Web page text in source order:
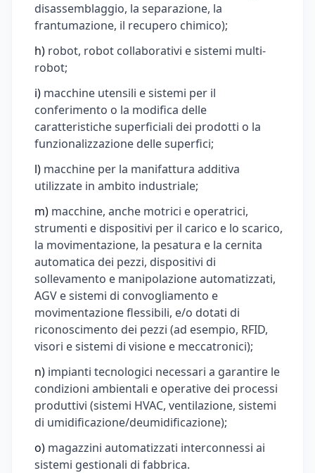
disassemblaggio, la separazione, la
frantumazione, il recupero chimico);
h) robot, robot collaborativi e sistemi multi-
robot;
i) macchine utensili e sistemi per il
conferimento o la modifica delle
caratteristiche superficiali dei prodotti o la
funzionalizzazione delle superfici;
l) macchine per la manifattura additiva
utilizzate in ambito industriale;
m) macchine, anche motrici e operatrici,
strumenti e dispositivi per il carico e lo scarico,
la movimentazione, la pesatura e la cernita
automatica dei pezzi, dispositivi di
sollevamento e manipolazione automatizzati,
AGV e sistemi di convogliamento e
movimentazione flessibili, e/o dotati di
riconoscimento dei pezzi (ad esempio, RFID,
visori e sistemi di visione e meccatronici);
n) impianti tecnologici necessari a garantire le
condizioni ambientali e operative dei processi
produttivi (sistemi HVAC, ventilazione, sistemi
di umidificazione/deumidificazione);
o) magazzini automatizzati interconnessi ai
sistemi gestionali di fabbrica.